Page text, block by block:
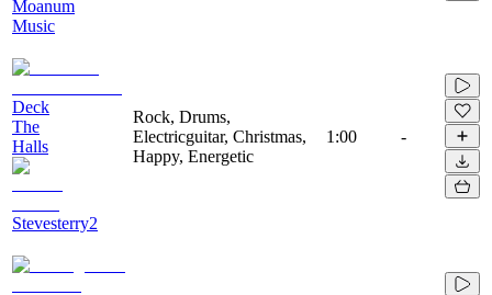
Moanum
Music
Deck
The
Halls
Stevesterry2
Rock, Drums,
Electricguitar, Christmas,
Happy, Energetic
1:00 -